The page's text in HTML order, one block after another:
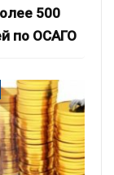
500
по ОСАГО